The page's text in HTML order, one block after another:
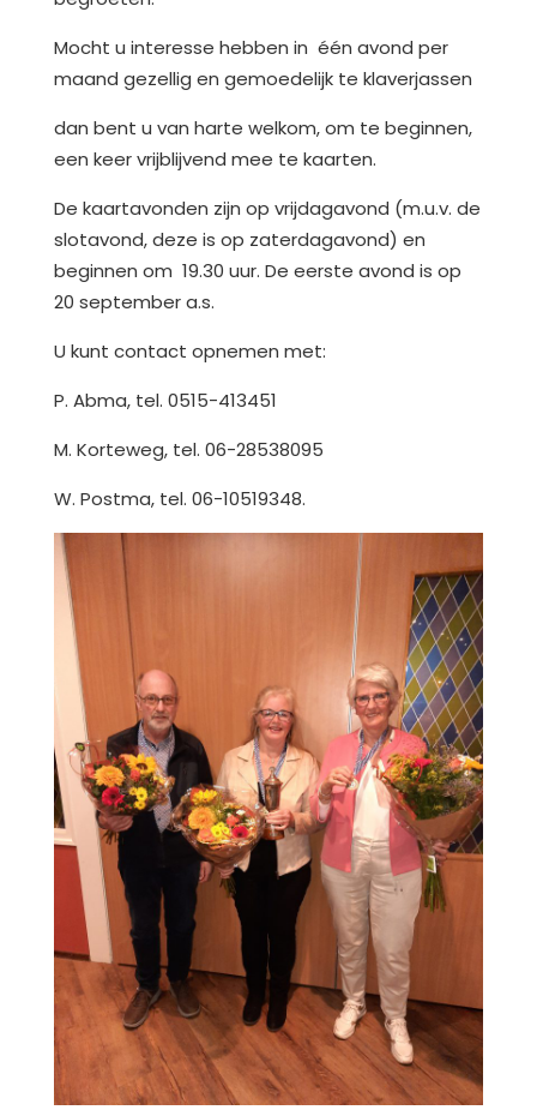
Mocht u interesse hebben in één avond per
maand gezellig en gemoedelijk te klaverjassen
dan bent u van harte welkom, om te beginnen,
een keer vrijblijvend mee te kaarten.
De kaartavonden zijn op vrijdagavond (m.u.v. de
slotavond, deze is op zaterdagavond) en
beginnen om 19.30 uur. De eerste avond is op
20 september a.s.
U kunt contact opnemen met:
P. Abma, tel. 0515-413451
M. Korteweg, tel. 06-28538095
W. Postma, tel. 06-10519348.